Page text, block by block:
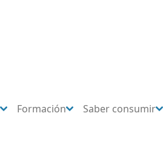
Formación Saber consumir